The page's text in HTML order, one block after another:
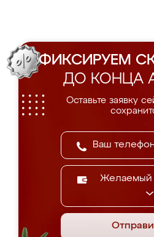
ФИКСИРУЕМ
ДО КОНЦА
Оставьте заявку
Желаемый